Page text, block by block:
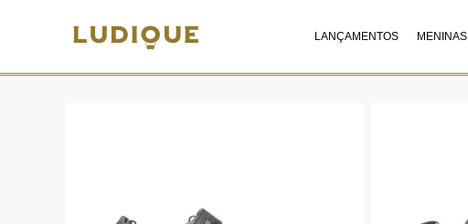
LANÇAMENTOS MENINAS